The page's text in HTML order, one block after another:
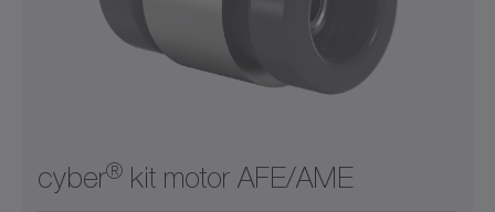
cyber® kit motor AFE/AME